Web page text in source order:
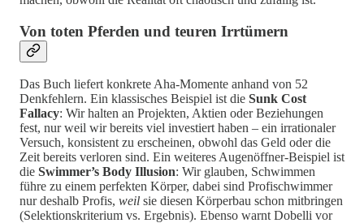
Von toten Pferden und teuren Irrtümern
Das Buch liefert konkrete Aha-Momente anhand von 52
Denkfehlern. Ein klassisches Beispiel ist die Sunk Cost
Fallacy: Wir halten an Projekten, Aktien oder Beziehungen
fest, nur weil wir bereits viel investiert haben – ein irrationaler
Versuch, konsistent zu erscheinen, obwohl das Geld oder die
Zeit bereits verloren sind. Ein weiteres Augenöffner-Beispiel ist
die Swimmer’s Body Illusion: Wir glauben, Schwimmen
führe zu einem perfekten Körper, dabei sind Profischwimmer
nur deshalb Profis, weil sie diesen Körperbau schon mitbringen
(Selektionskriterium vs. Ergebnis). Ebenso warnt Dobelli vor